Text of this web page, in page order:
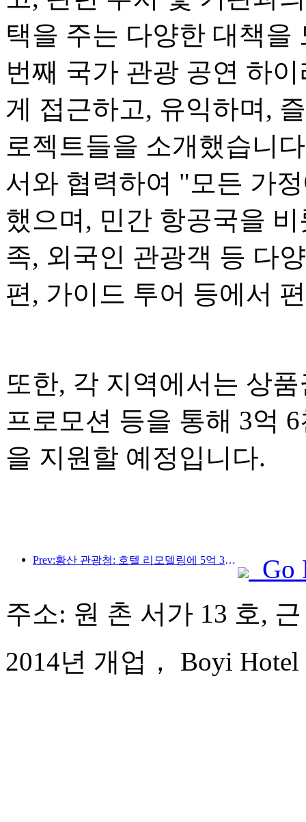
택을 주는 다양한 대책을
번째 국가 관광 공연 하
게 접근하고, 유익하며,
로젝트들을 소개했습니
서와 협력하여 "모든 가
했으며, 민간 항공국을
족, 외국인 관광객 등 다
편, 가이드 투어 등에서
또한, 각 지역에서는 상
프로모션 등을 통해 3억
을 지원할 예정입니다.
Prev:황산 관광청: 호텔 리모델링에 5억 3천만 위안 투자 계획
Go
주소: 원 촌 서가 13 호,
2014년 개업， Boyi Hotel